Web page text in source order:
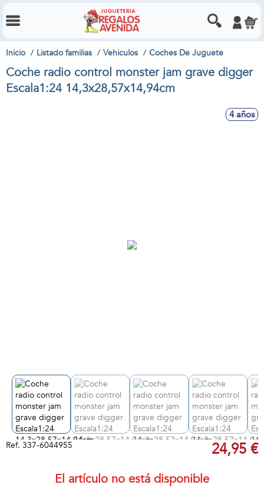
Inicio Listado familias Vehiculos Coches De Juguete
Coche radio control monster jam grave digger
Escala1:24 14,3x28,57x14,94cm
4 años
Ref. 337-6044955 24,95 €
El artículo no está disponible